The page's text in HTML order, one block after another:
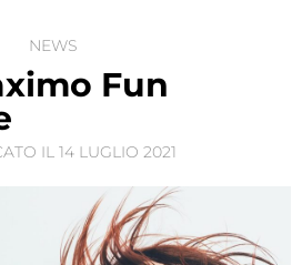
NEWS
Fun
IL 14 LUGLIO 2021